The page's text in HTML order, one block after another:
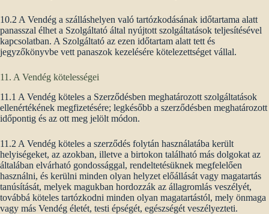
10.2 A Vendég a szálláshelyen való tartózkodásának időtartama alatt
panasszal élhet a Szolgáltató által nyújtott szolgáltatások teljesítésével
kapcsolatban. A Szolgáltató az ezen időtartam alatt tett és
jegyzőkönyvbe vett panaszok kezelésére kötelezettséget vállal.
11. A Vendég kötelességei
11.1 A Vendég köteles a Szerződésben meghatározott szolgáltatások
ellenértékének megfizetésére; legkésőbb a szerződésben meghatározott
időpontig és az ott meg jelölt módon.
11.2 A Vendég köteles a szerződés folytán használatába került
helyiségeket, az azokban, illetve a birtokon található más dolgokat az
általában elvárható gondossággal, rendeltetésüknek megfelelően
használni, és kerülni minden olyan helyzet előállását vagy magatartás
tanúsítását, melyek magukban hordozzák az állagromlás veszélyét,
továbbá köteles tartózkodni minden olyan magatartástól, mely önmaga
vagy más Vendég életét, testi épségét, egészségét veszélyezteti.